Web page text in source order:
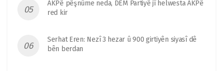
AKPê pêşnûme neda, DEM Partiyê jî helwesta AKPê
red kir
Serhat Eren: Nezî 3 hezar û 900 girtiyên siyasî dê
bên berdan